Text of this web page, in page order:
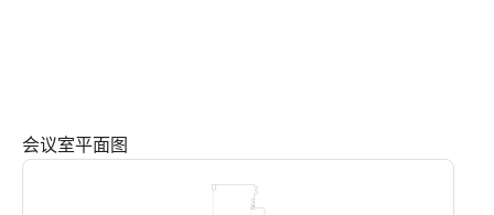
会议室平面图